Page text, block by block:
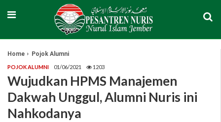
Home Pojok Alumni
POJOK ALUMNI 01/06/2021 1203
Wujudkan HPMS Manajemen
Dakwah Unggul, Alumni Nuris ini
Nahkodanya